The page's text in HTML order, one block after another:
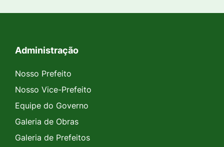
Seção do Rodapé e Contato
Administração
Nosso Prefeito
Nosso Vice-Prefeito
Equipe do Governo
Galeria de Obras
Galeria de Prefeitos